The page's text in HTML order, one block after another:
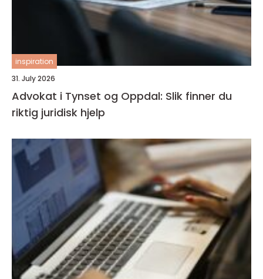
inspiration
31. July 2026
Advokat i Tynset og Oppdal: Slik finner du
riktig juridisk hjelp